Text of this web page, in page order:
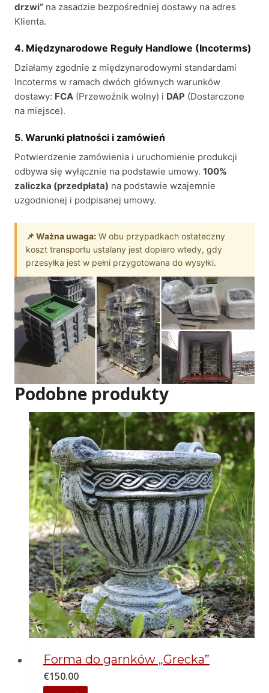
drzwi” na zasadzie bezpośredniej dostawy na adres
Klienta.
4. Międzynarodowe Reguły Handlowe (Incoterms)
Działamy zgodnie z międzynarodowymi standardami
Incoterms w ramach dwóch głównych warunków
dostawy: FCA (Przewoźnik wolny) i DAP (Dostarczone
na miejsce).
5. Warunki płatności i zamówień
Potwierdzenie zamówienia i uruchomienie produkcji
odbywa się wyłącznie na podstawie umowy. 100%
zaliczka (przedpłata) na podstawie wzajemnie
uzgodnionej i podpisanej umowy.
📌 Ważna uwaga: W obu przypadkach ostateczny
koszt transportu ustalany jest dopiero wtedy, gdy
przesyłka jest w pełni przygotowana do wysyłki.
Podobne produkty
Forma do garnków „Grecka”
€150.00